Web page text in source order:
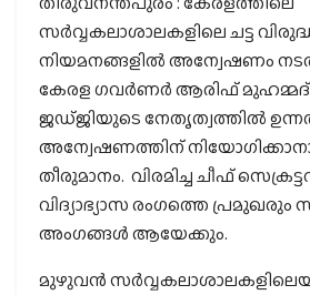
സര്‍വ്വകലാശാലകളിലെ ചട്ട
നിയമനങ്ങളില്‍ അന്വേഷണം
കേരള ഗവര്‍ണര്‍ ആരിഫ് മുഹമ്മദ്
ജഡ്ജിയുടെ നേതൃത്വത്തില്‍
അന്വേഷണത്തിന്
തീരുമാനം. വിരമിച്ച ചീഫ്
വിദ്യാഭ്യാസ രംഗത്തെ പ്രമുഖരും
അംഗങ്ങള്‍ ആയേക്കും.
മുഴുവന്‍